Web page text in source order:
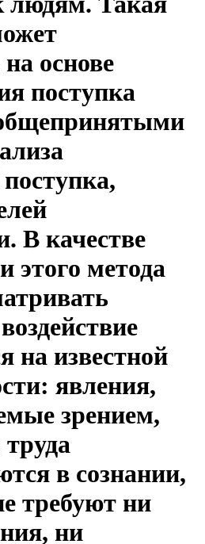
основе
поступка
В качестве
этого метода
на известной
явления,
зрением,
в сознании,
требуют ни
ни